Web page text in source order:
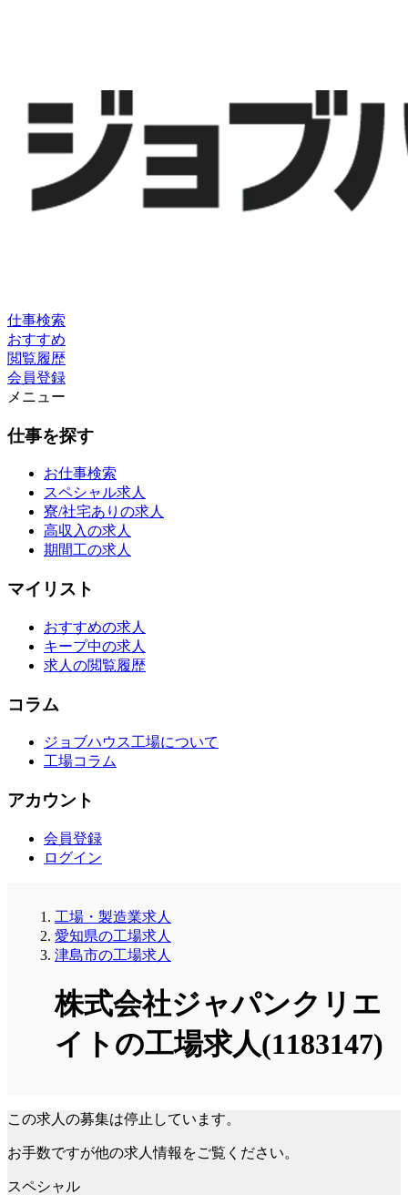
仕事検索
おすすめ
閲覧履歴
会員登録
メニュー
仕事を探す
お仕事検索
スペシャル求人
寮/社宅ありの求人
高収入の求人
期間工の求人
マイリスト
おすすめの求人
キープ中の求人
求人の閲覧履歴
コラム
ジョブハウス工場について
工場コラム
アカウント
会員登録
ログイン
工場・製造業求人
愛知県の工場求人
津島市の工場求人
株式会社ジャパンクリエ
イトの工場求人(1183147)
この求人の募集は停止しています。
お手数ですが他の求人情報をご覧ください。
スペシャル